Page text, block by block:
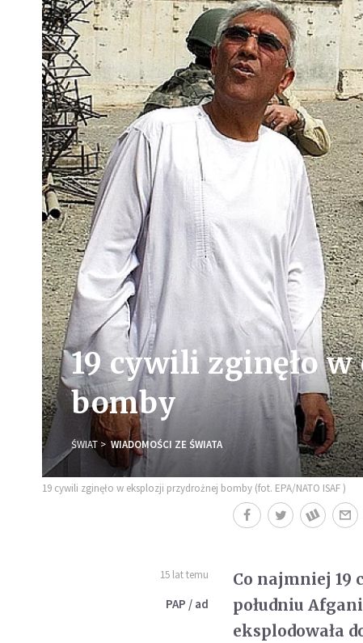
19 cywili zginęło
bomby
ŚWIAT WIADOMOŚCI ZE ŚWIATA
19 cywili zginęło w eksplozji przydrożnej bomby (fot. EPA/NATO ISAF )
15 lat temu
PAP / ad
Co najmniej 19
południu
eksplodowała